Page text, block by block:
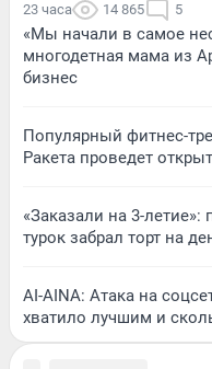
23 часа 14 865 5
«Мы начали в самое
многодетная мама из
бизнес
Популярный фитнес-
Ракета проведет
«Заказали на 3-
турок забрал торт на
AI-AINA: Атака на
хватило лучшим и